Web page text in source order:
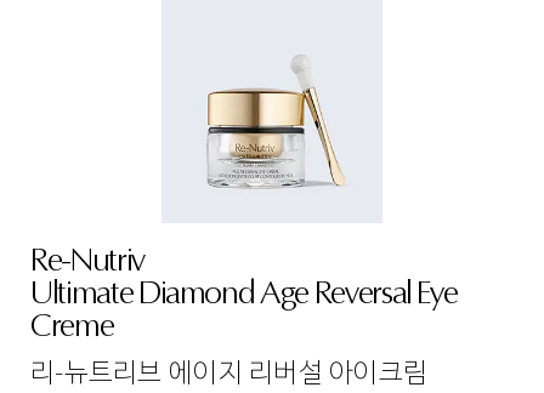
Re-Nutriv
Ultimate Diamond Age Reversal Eye
Creme
리-뉴트리브 에이지 리버설 아이크림